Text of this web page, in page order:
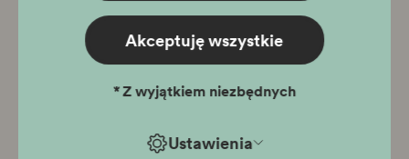
Ustawienia
Akceptuję wszystkie
*Z wyjątkiem niezbędnych